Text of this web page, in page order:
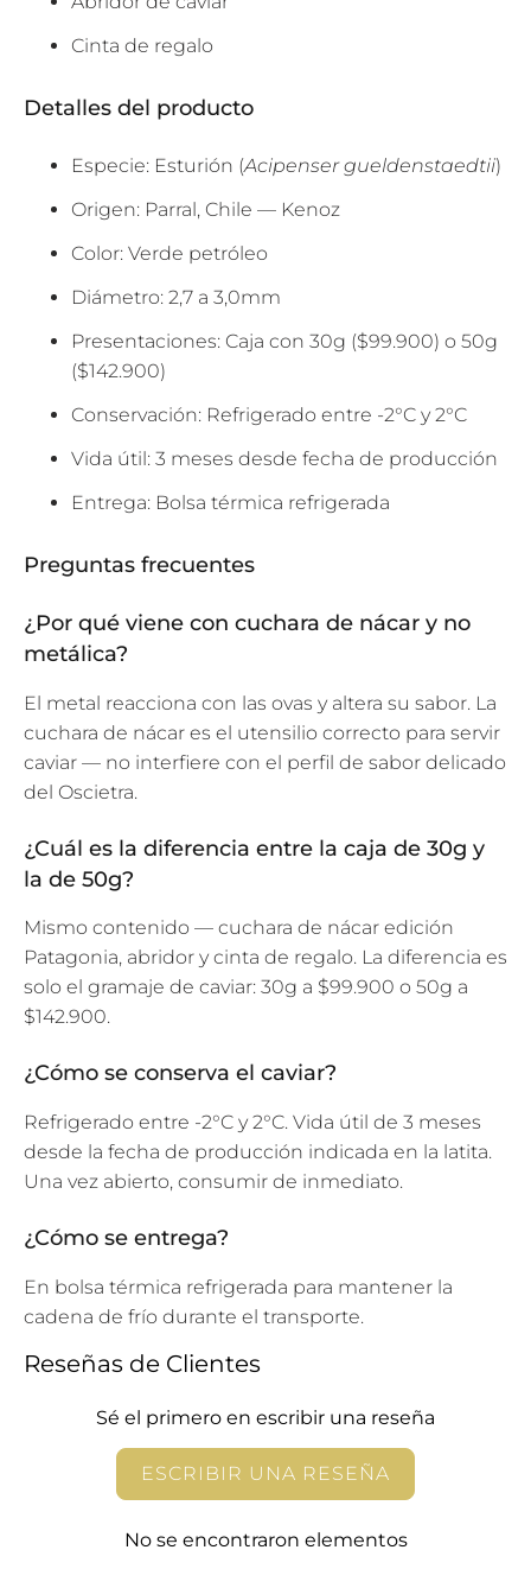
O
R
P
T
O
N
:
Cinta de regalo
Detalles del producto
Especie: Esturión (Acipenser gueldenstaedtii)
Origen: Parral, Chile — Kenoz
Color: Verde petróleo
Diámetro: 2,7 a 3,0mm
Presentaciones: Caja con 30g ($99.900) o 50g
($142.900)
Conservación: Refrigerado entre -2°C y 2°C
Vida útil: 3 meses desde fecha de producción
Entrega: Bolsa térmica refrigerada
Preguntas frecuentes
¿Por qué viene con cuchara de nácar y no
metálica?
El metal reacciona con las ovas y altera su sabor. La
cuchara de nácar es el utensilio correcto para servir
caviar — no interfiere con el perfil de sabor delicado
del Oscietra.
¿Cuál es la diferencia entre la caja de 30g y
la de 50g?
Mismo contenido — cuchara de nácar edición
Patagonia, abridor y cinta de regalo. La diferencia es
solo el gramaje de caviar: 30g a $99.900 o 50g a
$142.900.
¿Cómo se conserva el caviar?
Refrigerado entre -2°C y 2°C. Vida útil de 3 meses
desde la fecha de producción indicada en la latita.
Una vez abierto, consumir de inmediato.
¿Cómo se entrega?
En bolsa térmica refrigerada para mantener la
cadena de frío durante el transporte.
Reseñas de Clientes
Sé el primero en escribir una reseña
ESCRIBIR UNA RESEÑA
No se encontraron elementos